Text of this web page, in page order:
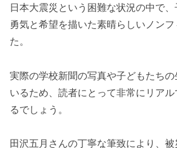
日本大震災という困難な状況の中で
勇気と希望を描いた素晴らしいノン
た。
実際の学校新聞の写真や子どもたち
いるため、読者にとって非常にリア
るでしょう。
田沢五月さんの丁寧な筆致により、